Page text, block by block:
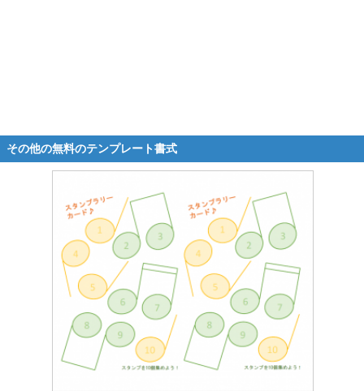
その他の無料のテンプレート書式